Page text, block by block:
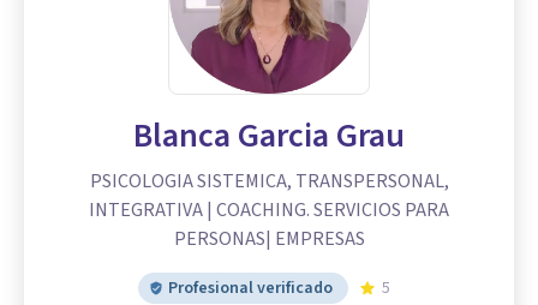
Blanca Garcia Grau
PSICOLOGIA SISTEMICA, TRANSPERSONAL,
INTEGRATIVA | COACHING. SERVICIOS PARA
PERSONAS| EMPRESAS
Profesional verificado
5